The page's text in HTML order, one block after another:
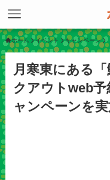
ホーム イベント キャンペーン
月寒東にある
クアウトweb
ャンペーンを実